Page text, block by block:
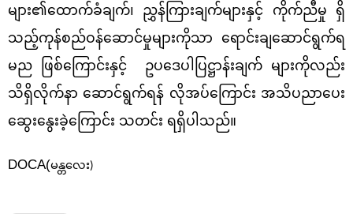
များ၏ထောက်ခံချက်၊ ညွှန်ကြားချက်များနှင့် ကိုက်ညီမှု ရှိ
သည့်ကုန်စည်ဝန်ဆောင်မှုများကိုသာ ရောင်းချဆောင်ရွက်ရ
မည ဖြစ်ကြောင်းနှင့် ဥပဒေပါပြဋ္ဌာန်းချက် များကိုလည်း
သိရှိလိုက်နာ ဆောင်ရွက်ရန် လိုအပ်ကြောင်း အသိပညာပေး
ဆွေးနွေးခဲ့ကြောင်း သတင်း ရရှိပါသည်။
DOCA(မန္တလေး)